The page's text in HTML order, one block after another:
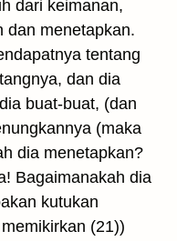
dari keimanan,
dan menetapkan.
tentang
dan dia
buat-buat, (dan
(maka
dia menetapkan?
Bagaimanakah dia
kutukan
(21))